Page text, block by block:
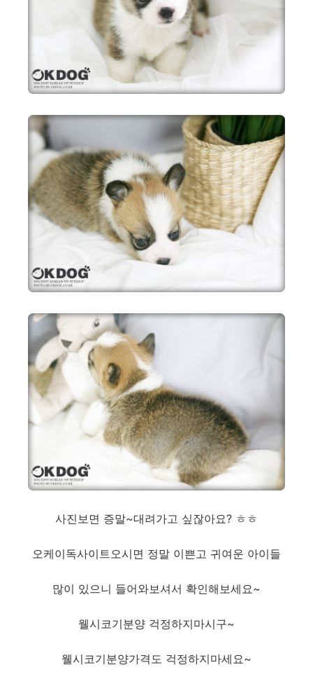
사진보면 증말~대려가고 싶잖아요? ㅎㅎ
오케이독사이트오시면 정말 이쁜고 귀여운 아이들
많이 있으니 들어와보셔서 확인해보세요~
웰시코기분양 걱정하지마시구~
웰시코기분양가격도 걱정하지마세요~